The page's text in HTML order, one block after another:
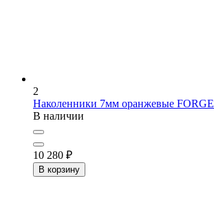
2
Наколенники 7мм оранжевые FORGE
В наличии
10 280 ₽
В корзину